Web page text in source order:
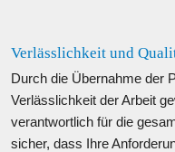
Verlässlichkeit und
Durch die Übernahme der
Verlässlichkeit der Arbeit
verantwortlich für die
sicher, dass Ihre